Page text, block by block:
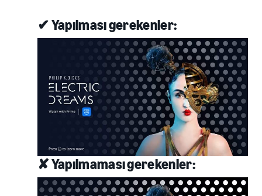
✔ Yapılması gerekenler:
✘ Yapılmaması gerekenler: